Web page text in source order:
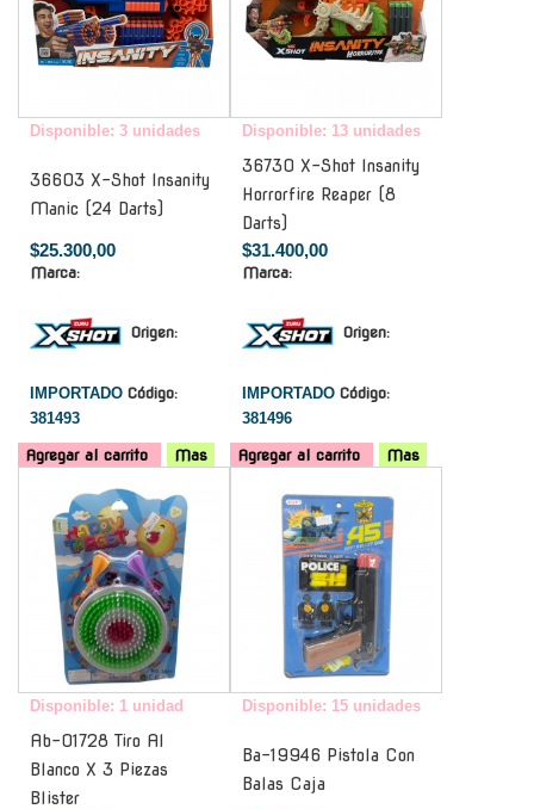
Disponible: 3 unidades
36603 X-Shot Insanity
Manic (24 Darts)
$25.300,00
Marca:
Origen:
IMPORTADO Código:
381493
Agregar al carrito Mas
Disponible: 13 unidades
36730 X-Shot Insanity
Horrorfire Reaper (8
Darts)
$31.400,00
Marca:
Origen:
IMPORTADO Código:
381496
Agregar al carrito
Mas
Disponible: 1 unidad
Ab-01728 Tiro Al
Blanco X 3 Piezas
Blister
Disponible: 15 unidades
Ba-19946 Pistola Con
Balas Caja